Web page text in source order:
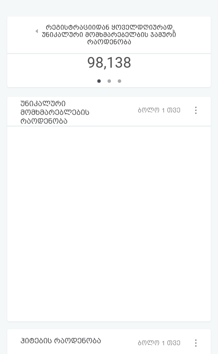
რეგისტრაციიდან ყოველდღიურად
უნიკალური მომხმარებელბის ჯამური
რაოდენობა
98,138
‹ ›
უნიკალური
მომხმარებლების
რაოდენობა
ბოლო 1 თვე
ჰიტების რაოდენობა ბოლო 1 თვე